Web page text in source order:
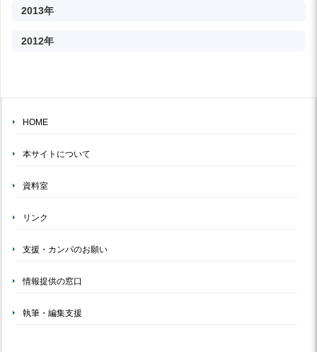
2013年
2012年
HOME
本サイトについて
資料室
リンク
支援・カンパのお願い
情報提供の窓口
執筆・編集支援